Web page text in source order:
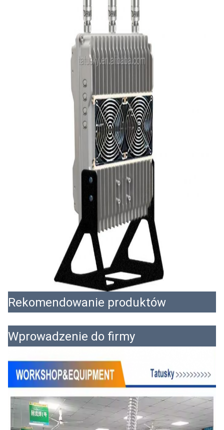
Rekomendowanie produktów
Wprowadzenie do firmy